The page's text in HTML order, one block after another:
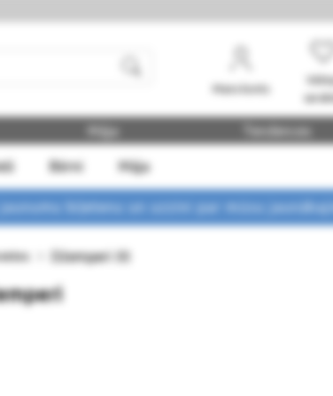
Mans konts
Māja Tendences
Bērni Māja
jaunumu biļetenu un uzzini par mūsu
Džemperi